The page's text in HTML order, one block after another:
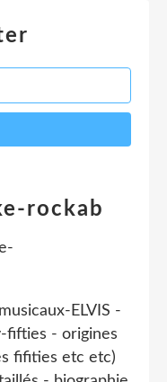
rockab
ELVIS -
fifties - origines
fifities etc etc)